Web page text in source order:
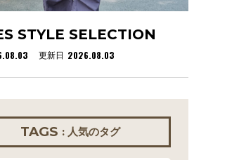
STYLE SELECTION
更新日 2026.08.03
TAGS : 人気のタグ